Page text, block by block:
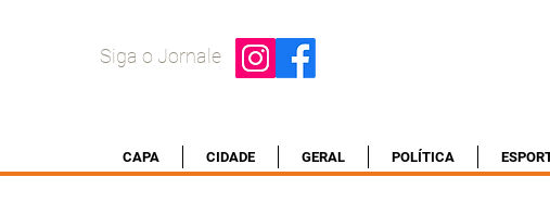
Siga o Jornale
CAPA CIDADE GERAL POLÍTICA